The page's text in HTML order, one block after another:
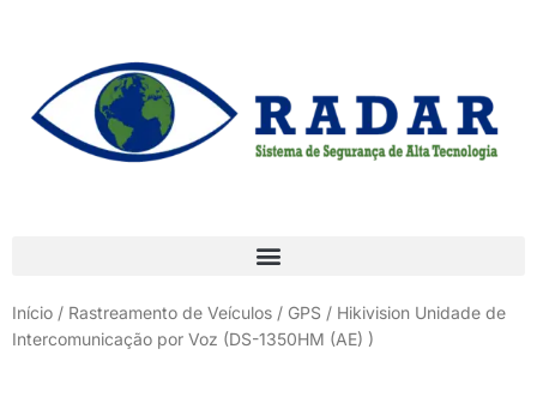
Início / Rastreamento de Veículos / GPS / Hikivision Unidade de
Intercomunicação por Voz (DS-1350HM (AE) )